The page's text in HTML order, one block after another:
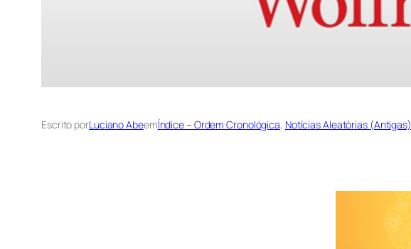
Escrito porLuciano AbeemÍndice – Ordem Cronológica, Notícias Aleatórias (Antigas)